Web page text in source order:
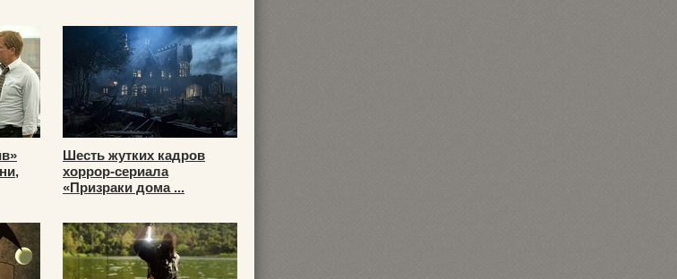
Шесть жутких кадров
хоррор-сериала
«Призраки дома ...